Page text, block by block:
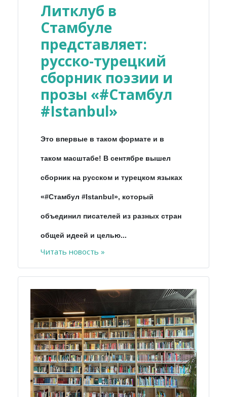
Литклуб в
Стамбуле
представляет:
русско-турецкий
сборник поэзии и
прозы «#Стамбул
#Istanbul»
Это впервые в таком формате и в
таком масштабе! В сентябре вышел
сборник на русском и турецком языках
«#Стамбул #Istanbul», который
объединил писателей из разных стран
общей идеей и целью...
Читать новость »